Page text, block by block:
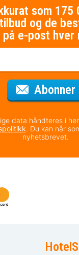
som 175
og de
e-post hver
Abonner
data håndteres i
. Du kan når
nyhetsbrevet.